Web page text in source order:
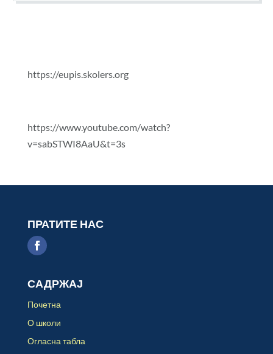
https://eupis.skolers.org
https://www.youtube.com/watch?
v=sabSTWI8AaU&t=3s
ПРАТИТЕ НАС
САДРЖАЈ
Почетна
О школи
Огласна табла